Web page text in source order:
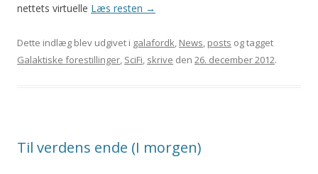
nettets virtuelle Læs resten →
Dette indlæg blev udgivet i galafordk, News, posts og tagget
Galaktiske forestillinger, SciFi, skrive den 26. december 2012.
Til verdens ende (I morgen)